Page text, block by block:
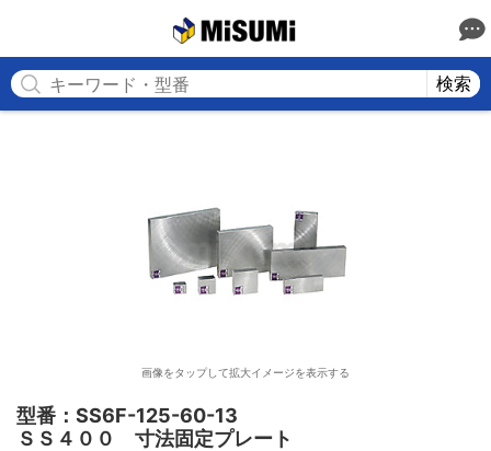
検索
画像をタップして拡大イメージを表示する
型番：SS6F-125-60-13
ＳＳ４００　寸法固定プレート